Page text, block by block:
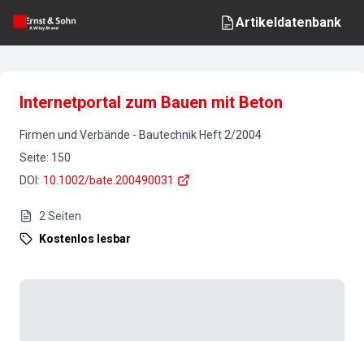
Artikeldatenbank
Internetportal zum Bauen mit Beton
Firmen und Verbände - Bautechnik Heft 2/2004
Seite: 150
DOI : 10.1002/bate.200490031
2 Seiten
Kostenlos lesbar